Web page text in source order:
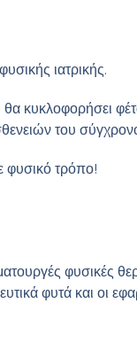
ιατρικής.
κυκλοφορήσει
του
φυσικό τρόπο!
φυσικές
φυτά και οι